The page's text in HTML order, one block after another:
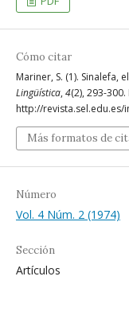
Cómo citar
Mariner, S. (1). Sinalefa,
Lingüística, 4(2), 293-
http://
Más formatos de
Número
Vol. 4 Núm. 2 (1974)
Sección
Artículos